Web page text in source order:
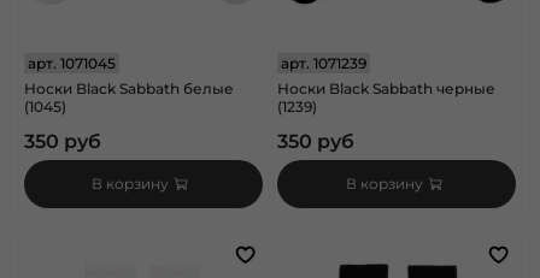
арт. 1071045
Носки Black Sabbath белые
(1045)
350 руб
В корзину
арт.1071239
Носки Black Sabbath черные
(1239)
350 руб
В корзину